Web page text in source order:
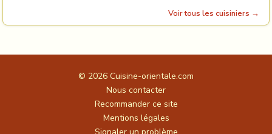
Voir tous les cuisiniers →
© 2026 Cuisine-orientale.com
Nous contacter
Recommander ce site
Mentions légales